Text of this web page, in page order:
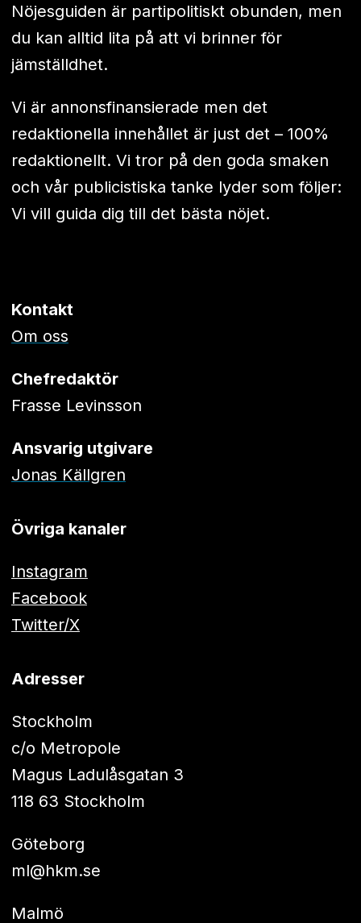
Nöjesguiden är partipolitiskt obunden, men
du kan alltid lita på att vi brinner för
jämställdhet.
Vi är annonsfinansierade men det
redaktionella innehållet är just det – 100%
redaktionellt. Vi tror på den goda smaken
och vår publicistiska tanke lyder som följer:
Vi vill guida dig till det bästa nöjet.
Kontakt
Om oss
Chefredaktör
Frasse Levinsson
Ansvarig utgivare
Jonas Källgren
Övriga kanaler
Instagram
Facebook
Twitter/X
Adresser
Stockholm
c/o Metropole
Magus Ladulåsgatan 3
118 63 Stockholm
Göteborg
ml@hkm.se
Malmö